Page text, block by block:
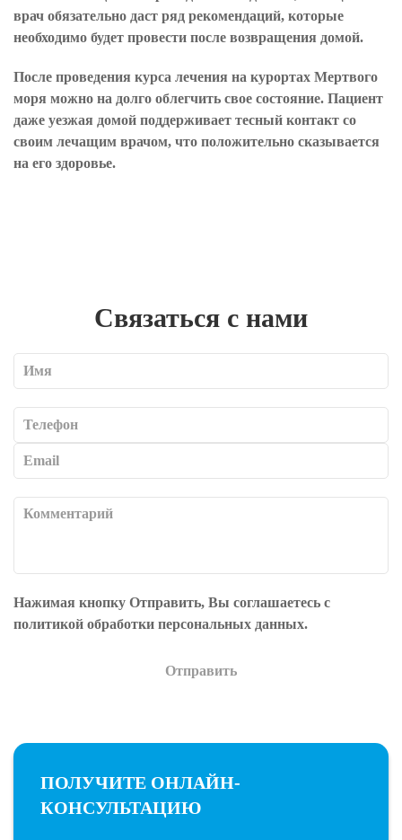
врач обязательно даст ряд рекомендаций, которые
необходимо будет провести после возвращения домой.
После проведения курса лечения на курортах Мертвого
моря можно на долго облегчить свое состояние. Пациент
даже уезжая домой поддерживает тесный контакт со
своим лечащим врачом, что положительно сказывается
на его здоровье.
Связаться с нами
Нажимая кнопку Отправить, Вы соглашаетесь с
политикой обработки персональных данных.
Отправить
ПОЛУЧИТЕ ОНЛАЙН-
КОНСУЛЬТАЦИЮ